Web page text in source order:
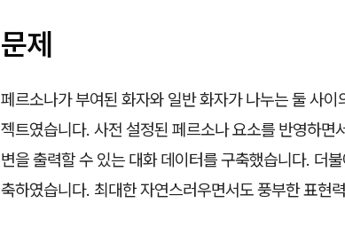
문제
페르소나가 부여된 화자와 일반 화자가 나누는 둘 사
젝트였습니다. 사전 설정된 페르소나 요소를 반영하면
변을 출력할 수 있는 대화 데이터를 구축했습니다. 더
축하였습니다. 최대한 자연스러우면서도 풍부한 표현